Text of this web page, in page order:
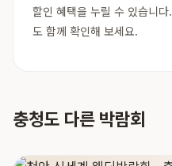
할인 혜택을 누릴 수 있습니다.
도 함께 확인해 보세요.
충청도 다른 박람회